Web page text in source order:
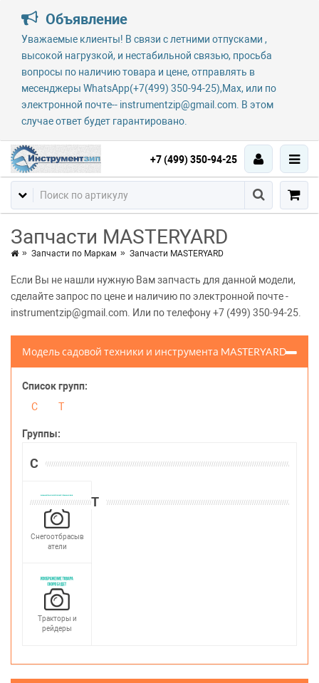
Объявление
Уважаемые клиенты! В связи с летними отпусками ,
высокой нагрузкой, и нестабильной связью, просьба
вопросы по наличию товара и цене, отправлять в
месенджеры WhatsApp(+7(499) 350-94-25),Max, или по
электронной почте-- instrumentzip@gmail.com. В этом
случае ответ будет гарантировано.
+7 (499) 350-94-25
Запчасти MASTERYARD
Запчасти по Маркам Запчасти MASTERYARD
Если Вы не нашли нужную Вам запчасть для данной модели,
сделайте запрос по цене и наличию по электронной почте -
instrumentzip@gmail.com. Или по телефону +7 (499) 350-94-25.
Модель садовой техники и инструмента MASTERYARD
Список групп:
С
Т
Группы:
С
Снегоотбрасыв
атели
Т
Тракторы и
рейдеры